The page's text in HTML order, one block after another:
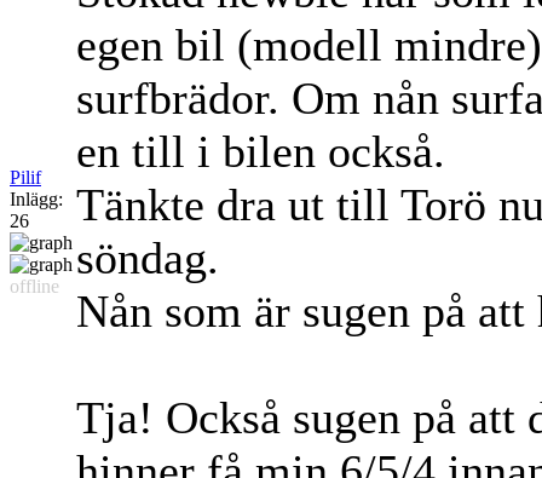
Pilif
Inlägg:
26
offline
egen bil (modell
surfbrädor. Om nån
en till i bilen också.
Tänkte dra ut till Torö
söndag.
Nån som är sugen på att
Tja! Också sugen på